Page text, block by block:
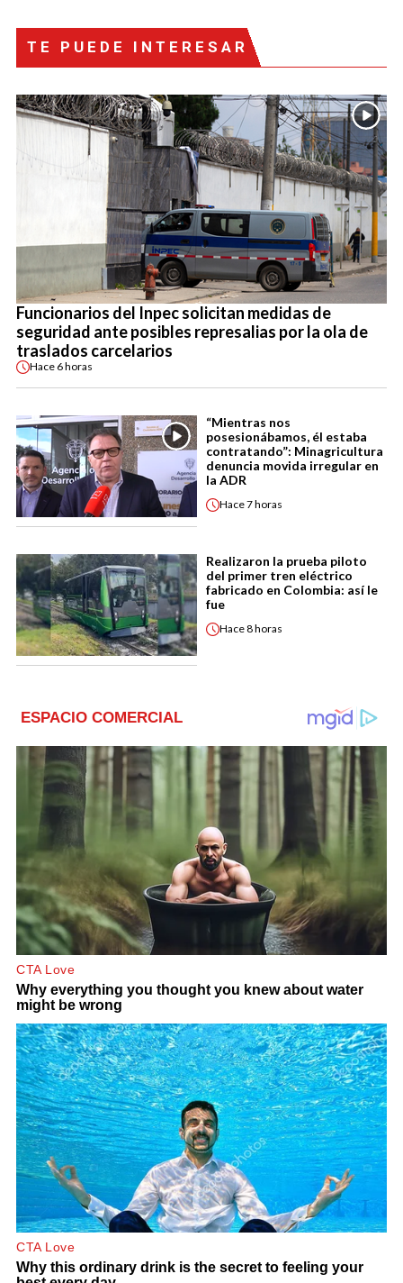
TE PUEDE INTERESAR
Funcionarios del Inpec solicitan medidas de
seguridad ante posibles represalias por la ola de
traslados carcelarios
Hace 6 horas
“Mientras nos
posesionábamos, él estaba
contratando”: Minagricultura
denuncia movida irregular en
la ADR
Hace7 horas
Realizaron la prueba piloto
del primer tren eléctrico
fabricado en Colombia: así le
fue
Hace8 horas